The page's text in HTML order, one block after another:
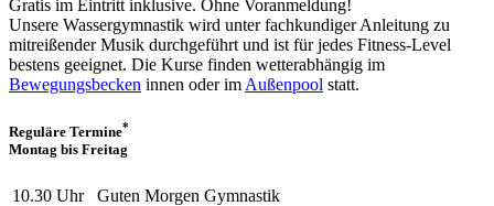
Gratis im Eintritt inklusive. Ohne Voranmeldung!
Unsere Wassergymnastik wird unter fachkundiger Anleitung zu
mitreißender Musik durchgeführt und ist für jedes Fitness-Level
bestens geeignet. Die Kurse finden wetterabhängig im
Bewegungsbecken innen oder im Außenpool statt.
Reguläre Termine*
Montag bis Freitag
10.30 Uhr
Guten Morgen Gymnastik